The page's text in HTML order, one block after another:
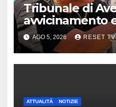
Tribunale di
avvicinamento
per i genitori di
Carbonaro
AGO 5, 2026 RESET TV
ATTUALITÀ NOTIZIE